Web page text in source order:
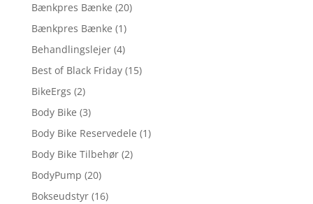
Bænkpres Bænke (20)
Bænkpres Bænke (1)
Behandlingslejer (4)
Best of Black Friday (15)
BikeErgs (2)
Body Bike (3)
Body Bike Reservedele (1)
Body Bike Tilbehør (2)
BodyPump (20)
Bokseudstyr (16)